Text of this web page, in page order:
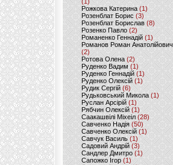
Рожкова Катерина(1)
Розенблат Борис (3)
Розенблат Борислав (8)
Розенко Павло (2)
Романенко Геннадій (1)
Романов Роман Анатолійович
(2)
Ротова Олена(2)
Руденко Вадим (1)
Руденко Геннадій (1)
Руденко Олексій(1)
Рудик Сергій(6)
Рудьковський Микола (1)
Руслан Арсірій(1)
Рябчин Олексій (1)
Саакашвілі Міхеіл(28)
Савченко Надія (50)
Савченко Олексій(1)
Савчук Василь (1)
Садовий Андрій (3)
Сандлер Дмитро(1)
Сапожко Ігор(1)